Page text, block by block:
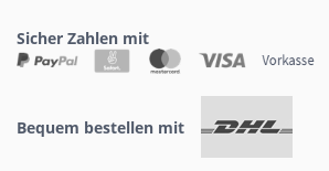
Sicher Zahlen mit
Bequem bestellen mit